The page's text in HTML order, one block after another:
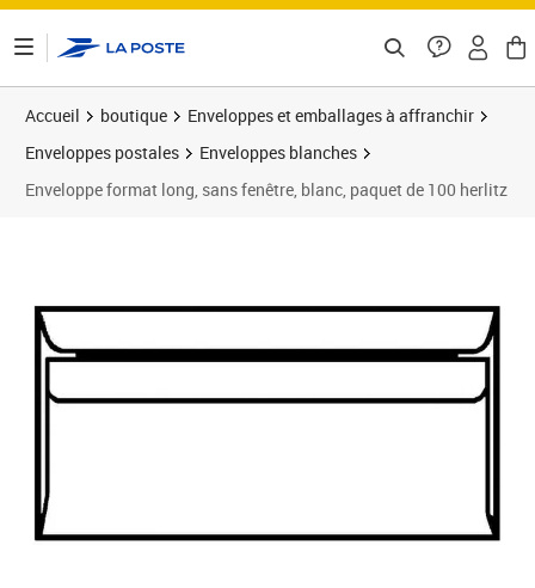
Accueil boutique
Enveloppes et emballages à affranchir
Enveloppes postales
Enveloppes blanches
Enveloppe format long, sans fenêtre, blanc, paquet de 100 herlitz